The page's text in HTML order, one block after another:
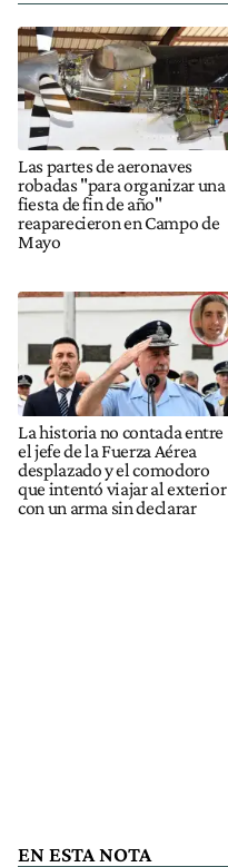
Las partes de aeronaves
robadas "para organizar una
fiesta de fin de año"
reaparecieron en Campo de
Mayo
La historia no contada entre
el jefe de la Fuerza Aérea
desplazado y el comodoro
que intentó viajar al exterior
con un arma sin declarar
EN ESTA NOTA